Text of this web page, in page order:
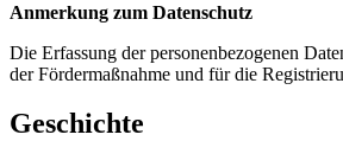
Anmerkung zum Datenschutz
Die Erfassung der personenbezogenen
der Fördermaßnahme und für die
Geschichte